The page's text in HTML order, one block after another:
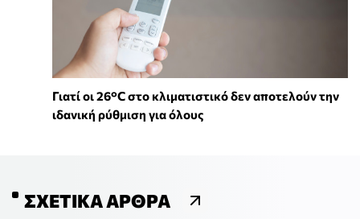
Γιατί οι 26°C στο κλιματιστικό δεν αποτελούν την
ιδανική ρύθμιση για όλους
ΣΧΕΤΙΚΆ ΆΡΘΡΑ